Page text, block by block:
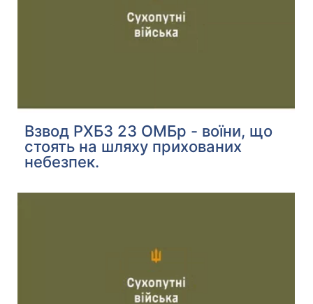
Взвод РХБЗ 23 ОМБр - воїни, що
стоять на шляху прихованих
небезпек.